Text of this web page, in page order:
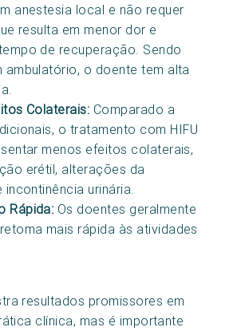
anestesia local e não requer
resulta em menor dor e
de recuperação. Sendo
ambulatório, o doente tem alta
Colaterais: Comparado a
o tratamento com HIFU
menos efeitos colaterais,
erétil, alterações da
urinária.
Rápida: Os doentes geralmente
mais rápida às atividades
resultados promissores em
clínica, mas é importante